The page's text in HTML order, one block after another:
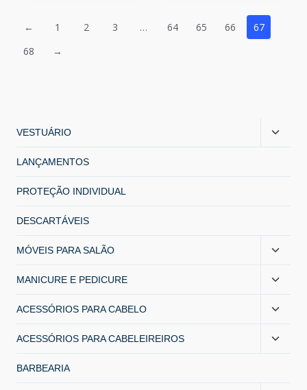
← 1 2 3 … 64 65 66
67
68
→
VESTUÁRIO
LANÇAMENTOS
PROTEÇÃO INDIVIDUAL
DESCARTÁVEIS
MÓVEIS PARA SALÃO
MANICURE E PEDICURE
ACESSÓRIOS PARA CABELO
ACESSÓRIOS PARA CABELEIREIROS
BARBEARIA